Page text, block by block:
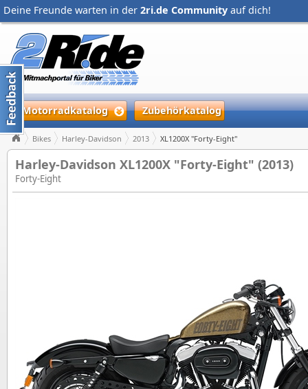
Deine Freunde warten in der 2ri.de Community auf dich!
Motorradkatalog Zubehörkatalog
Bikes Harley-Davidson 2013 XL1200X "Forty-Eight"
Harley-Davidson XL1200X "Forty-Eight" (2013)
Forty-Eight